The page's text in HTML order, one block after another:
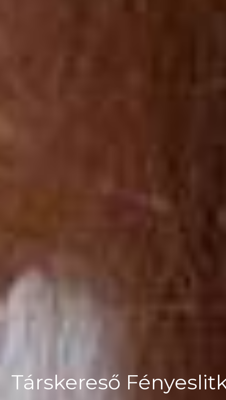
Társkereső